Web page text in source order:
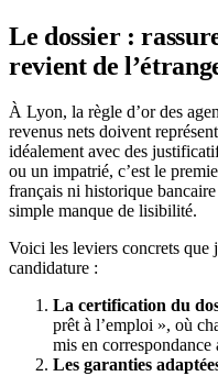
Le dossier :
revient de
À Lyon, la règle d’or des
revenus nets doivent
idéalement avec des
ou un impatrié, c’est le
français ni historique
simple manque de lisibilité.
Voici les leviers concrets que
candidature :
La certification du
prêt à l’emploi », où
mis en correspondance
Les garanties